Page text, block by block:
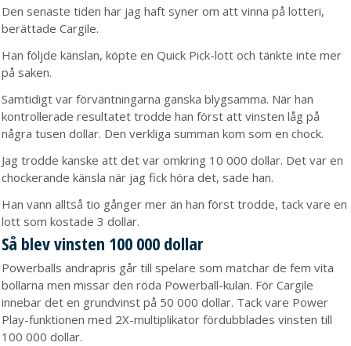
Den senaste tiden har jag haft syner om att vinna på lotteri,
berättade Cargile.
Han följde känslan, köpte en Quick Pick-lott och tänkte inte mer
på saken.
Samtidigt var förväntningarna ganska blygsamma. När han
kontrollerade resultatet trodde han först att vinsten låg på
några tusen dollar. Den verkliga summan kom som en chock.
Jag trodde kanske att det var omkring 10 000 dollar. Det var en
chockerande känsla när jag fick höra det, sade han.
Han vann alltså tio gånger mer än han först trodde, tack vare en
lott som kostade 3 dollar.
Så blev vinsten 100 000 dollar
Powerballs andrapris går till spelare som matchar de fem vita
bollarna men missar den röda Powerball-kulan. För Cargile
innebar det en grundvinst på 50 000 dollar. Tack vare Power
Play-funktionen med 2X-multiplikator fördubblades vinsten till
100 000 dollar.